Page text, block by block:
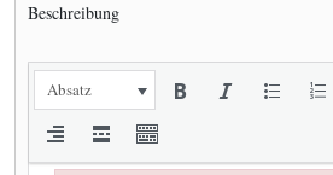
Beschreibung
Absatz